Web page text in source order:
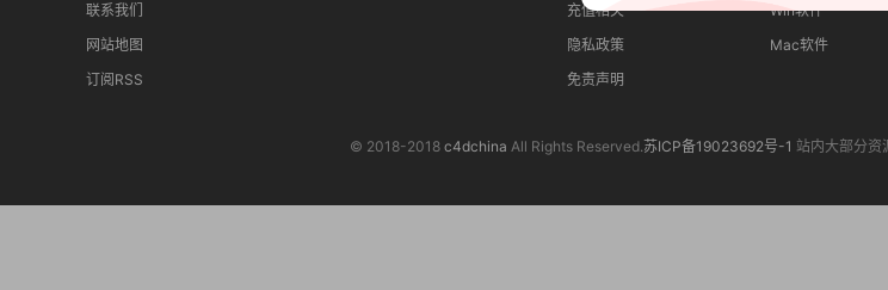
联系我们
网站地图
订阅RSS
充值相关
隐私政策
免责声明
Win软件
Mac软件
© 2018-2018 c4dchina All Rights Reserved.苏ICP备19023692号-1 站内大部分资